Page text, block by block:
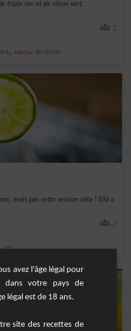
triple sec et de citron vert.
1
, nectar de citron
mais pas cette version céto ! Elle a
2
sel
avez l'âge légal pour
dans votre pays de
légal est de 18 ans.
site des recettes de